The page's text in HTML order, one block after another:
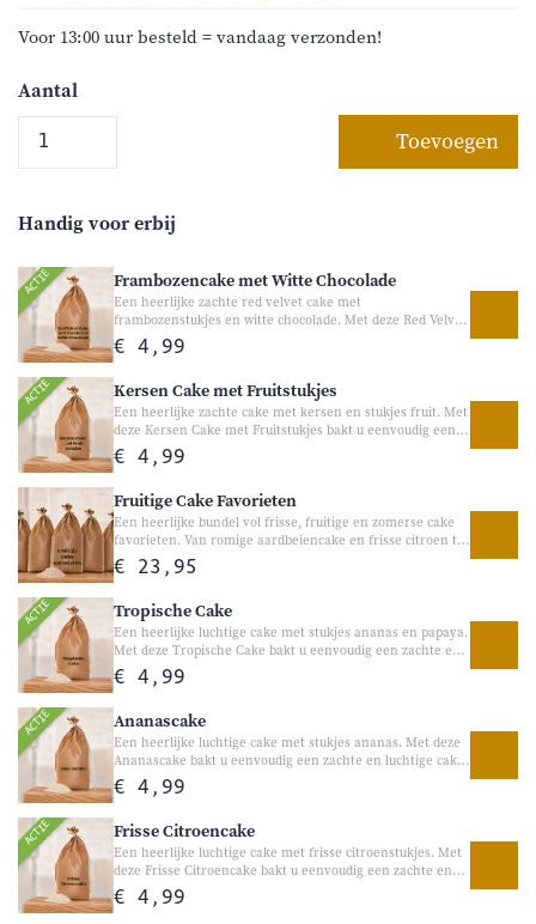
Voor 13:00 uur besteld = vandaag verzonden!
Aantal
Toevoegen
Handig voor erbij
ACTIE Frambozencake met Witte Chocolade
Een heerlijke zachte red velvet cake met
frambozenstukjes en witte chocolade. Met deze Red Velvet
Cake bakt u eenvoudig een luchtige cake met een subtiele
chocoladesmaak, frisse frambozen en stukjes witte
verjaardagen of een gezellig bakmoment thuis.
€ 4,99
ACTIE Kersen Cake met Fruitstukjes
Een heerlijke zachte cake met kersen en stukjes fruit. Met
deze Kersen Cake met Fruitstukjes bakt u eenvoudig een
luchtige cake met een heerlijke kersensmaak en zachte
stukjes fruit. Perfect voor bij de koffie, visite of als
€ 4,99
Fruitige Cake Favorieten
Een heerlijke bundel vol frisse, fruitige en zomerse cake
favorieten. Van romige aardbeiencake en frisse citroen tot
appeltaart en bananenbrood, met deze bundel bakt u thuis
eenvoudig de lekkerste zoete traktaties. Perfect voor bij de
thuis. Vol fruitige smaken en heerlijke variatie voor iedere
thuisbakker. Frisse en fruitige bakfavorieten Perfect voor
gezellige bakmomenten thuis
€ 23,95
ACTIE Tropische Cake
Een heerlijke luchtige cake met stukjes ananas en papaya.
Met deze Tropische Cake bakt u eenvoudig een zachte en
luchtige cake met een verrassend tropische smaak. De
combinatie van ananas, papaya en een vleugje
bij iedere plak.
€ 4,99
ACTIE Ananascake
Een heerlijke luchtige cake met stukjes ananas. Met deze
Ananascake bakt u eenvoudig een zachte en luchtige cake
met een frisse, zoete ananassmaak. Heerlijk bij koffie of
thee en perfect voor een zomers genietmoment.
€ 4,99
ACTIE Frisse Citroencake
Een heerlijke luchtige cake met frisse citroenstukjes. Met
deze Frisse Citroencake bakt u eenvoudig een zachte en
luchtige cake met een frisse citroensmaak. Heerlijk voor
liefhebbers van een frisse, zomerse cake bij koffie of thee.
€ 4,99